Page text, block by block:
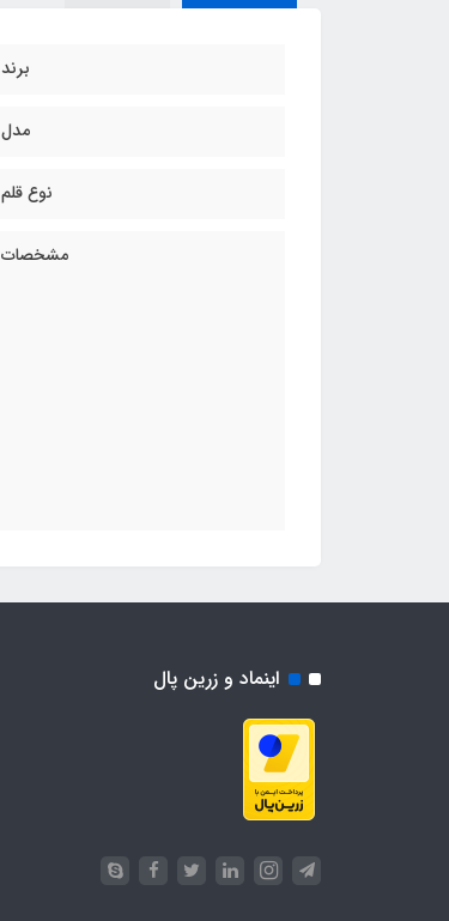
برند
مدل
نوع قلم
مشخصات
اینماد و زرین پال